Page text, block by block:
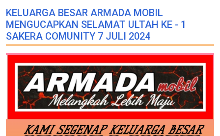
KELUARGA BESAR ARMADA MOBIL
MENGUCAPKAN SELAMAT ULTAH KE - 1
SAKERA COMUNITY 7 JULI 2024